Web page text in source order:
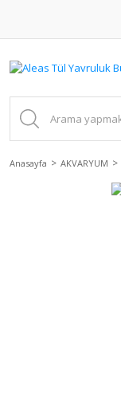
Anasayfa AKVARYUM